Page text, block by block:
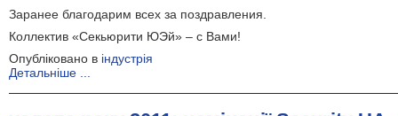
Заранее благодарим всех за поздравления.
Коллектив «Секьюрити ЮЭй» – с Вами!
Опубліковано в індустрія
Детальніше ...